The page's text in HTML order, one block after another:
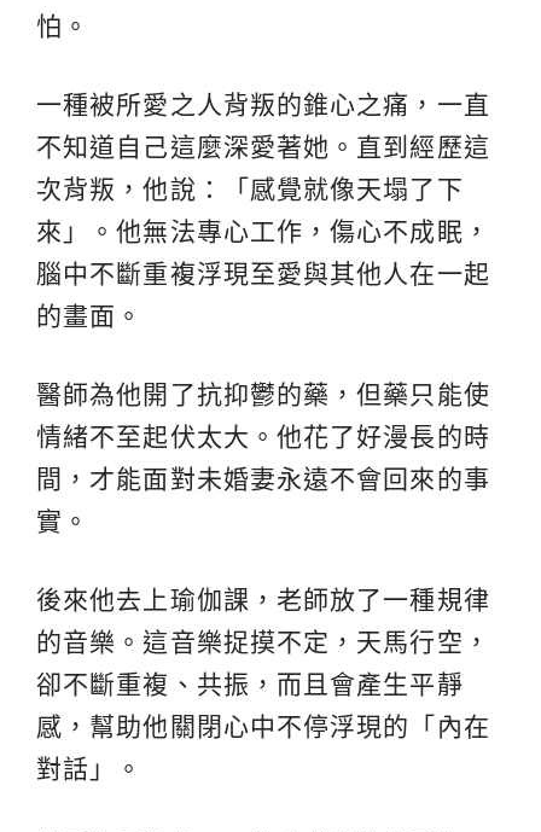
怕。
一種被所愛之人背叛的錐心之痛，一直
不知道自己這麼深愛著她。直到經歷這
次背叛，他說：「感覺就像天塌了下
來」。他無法專心工作，傷心不成眠，
腦中不斷重複浮現至愛與其他人在一起
的畫面。
醫師為他開了抗抑鬱的藥，但藥只能使
情緒不至起伏太大。他花了好漫長的時
間，才能面對未婚妻永遠不會回來的事
實。
後來他去上瑜伽課，老師放了一種規律
的音樂。這音樂捉摸不定，天馬行空，
卻不斷重複、共振，而且會產生平靜
感，幫助他關閉心中不停浮現的「內在
對話」。